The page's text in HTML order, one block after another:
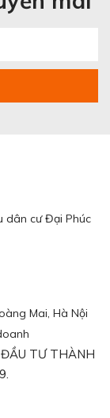
dân cư Đại Phúc
Mai, Hà Nội
TƯ THÀNH